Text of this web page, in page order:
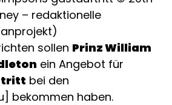
sollen Prinz William
ein Angebot für
bei den
bekommen haben.